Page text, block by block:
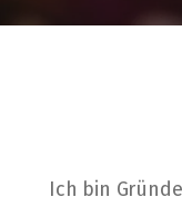
Ich bin